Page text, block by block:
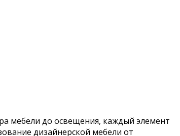
мебели до освещения, каждый элемент
дизайнерской мебели от